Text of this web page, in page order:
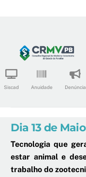
content
Siscad Anuidade Denúncia
Dia 13 de
Tecnologia que
estar animal e
trabalho do